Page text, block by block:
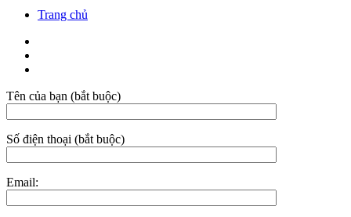
Trang chủ
Tên của bạn (bắt buộc)
Số điện thoại (bắt buộc)
Email: